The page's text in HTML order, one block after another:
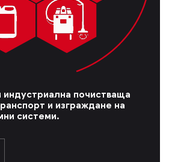
почистваща
и изграждане на
системи.